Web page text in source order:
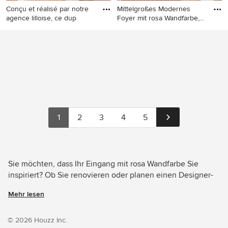
Conçu et réalisé par notre
agence lilloise, ce dup
Mittelgroßes Modernes
Foyer mit rosa Wandfarbe,
1 2 3 4 5
Sie möchten, dass Ihr Eingang mit rosa Wandfarbe Sie
inspiriert? Ob Sie renovieren oder planen einen Designer-
Bilder der besten Designer, Inneneinrichter und
Studio und Namelya Home. Sehen Sie sich Fotos in vielen
Mehr lesen
© 2026 Houzz Inc.